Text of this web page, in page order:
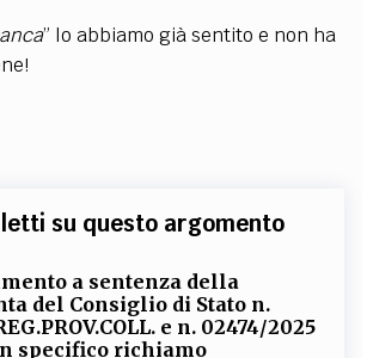
” lo abbiamo già sentito e non ha
su questo argomento
a sentenza della
del Consiglio di Stato n.
e n. 02474/2025
specifico richiamo